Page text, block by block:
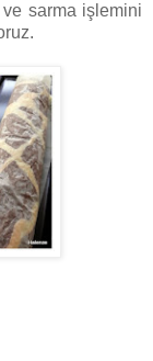
ve sarma işlemini